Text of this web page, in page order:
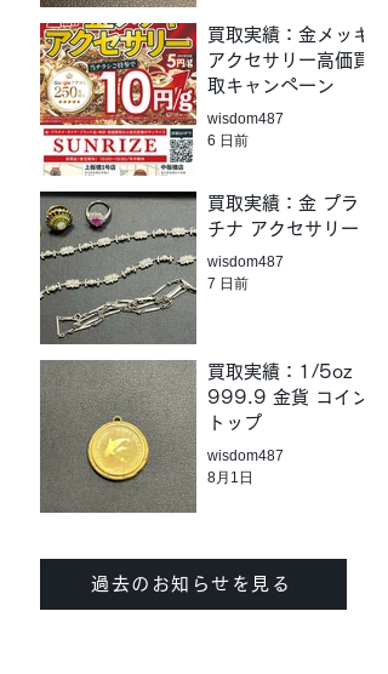
買取実績：金メッキ
アクセサリー高価買
取キャンペーン
wisdom487
6 日前
買取実績：金 プラ
チナ アクセサリー
wisdom487
7 日前
買取実績：1/5oz
999.9 金貨 コイン
トップ
wisdom487
8月1日
過去のお知らせを見る